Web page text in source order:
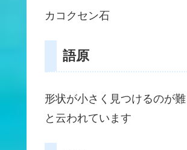
カコクセン石
語原
形状が小さく見つけるのが
と云われています